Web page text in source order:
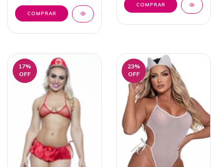
COMPRAR
17%
OFF
23%
OFF